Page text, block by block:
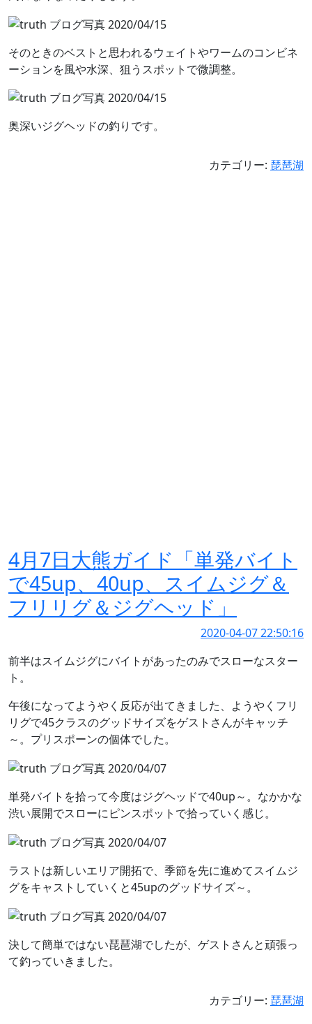
そのときのベストと思われるウェイトやワームのコンビネ
ーションを風や水深、狙うスポットで微調整。
奥深いジグヘッドの釣りです。
カテゴリー: 琵琶湖
4月7日大熊ガイド「単発バイト
で45up、40up、スイムジグ＆
フリリグ＆ジグヘッド」
2020-04-07 22:50:16
前半はスイムジグにバイトがあったのみでスローなスター
ト。
午後になってようやく反応が出てきました、ようやくフリ
リグで45クラスのグッドサイズをゲストさんがキャッチ
～。プリスポーンの個体でした。
単発バイトを拾って今度はジグヘッドで40up～。なかかな
渋い展開でスローにピンスポットで拾っていく感じ。
ラストは新しいエリア開拓で、季節を先に進めてスイムジ
グをキャストしていくと45upのグッドサイズ～。
決して簡単ではない琵琶湖でしたが、ゲストさんと頑張っ
て釣っていきました。
カテゴリー: 琵琶湖